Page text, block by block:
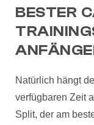
BESTER
Natürlich hängt
verfügbaren Zeit
Split, der am